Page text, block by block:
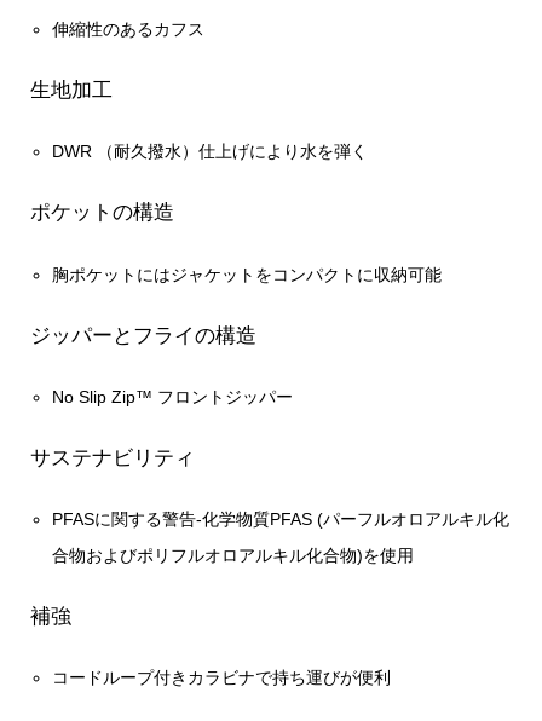
伸縮性のあるカフス
生地加工
DWR （耐久撥水）仕上げにより水を弾く
ポケットの構造
胸ポケットにはジャケットをコンパクトに収納可能
ジッパーとフライの構造
No Slip Zip™ フロントジッパー
サステナビリティ
PFASに関する警告-化学物質PFAS (パーフルオロアルキル化
合物およびポリフルオロアルキル化合物)を使用
補強
コードループ付きカラビナで持ち運びが便利